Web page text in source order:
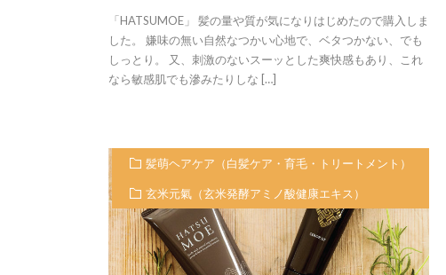
「HATSUMOE」 髪の量や質が気になりはじめたので購入しま
した。 嫌味の無い自然なつかい心地で、ベタつかない、でも
しっとり。 又、刺激のないスーッとした爽快感もあり、これ
なら敏感肌でも滲みたりしな […]
髪萌ヘアケア（白髪ケア・育毛・トリートメント）
玄米元氣（玄米発酵アミノ酸健康エキス）